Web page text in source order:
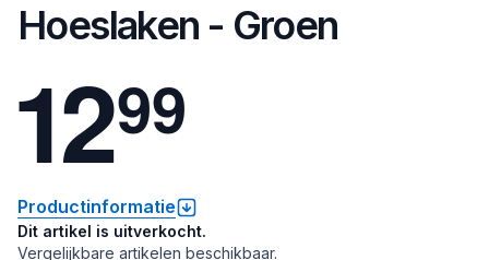
Hoeslaken - Groen
1299
Productinformatie
Dit artikel is uitverkocht.
Vergelijkbare artikelen beschikbaar.